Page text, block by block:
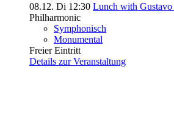
08.12. Di 12:30 Lunch with
Philharmonic
Symphonisch
Monumental
Freier Eintritt
Details zur Veranstaltung